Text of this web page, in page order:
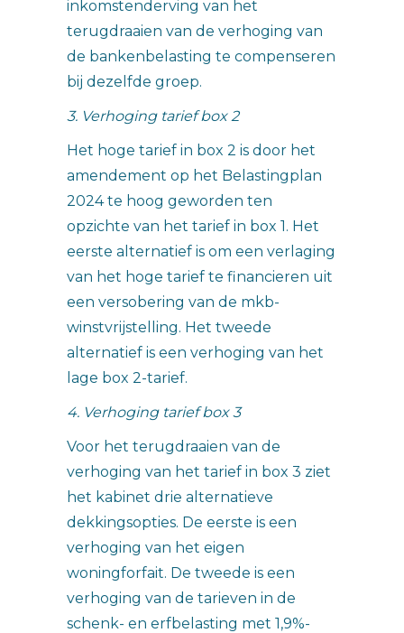
inkomstenderving van het
terugdraaien van de verhoging van
de bankenbelasting te compenseren
bij dezelfde groep.
3. Verhoging tarief box 2
Het hoge tarief in box 2 is door het
amendement op het Belastingplan
2024 te hoog geworden ten
opzichte van het tarief in box 1. Het
eerste alternatief is om een verlaging
van het hoge tarief te financieren uit
een versobering van de mkb-
winstvrijstelling. Het tweede
alternatief is een verhoging van het
lage box 2-tarief.
4. Verhoging tarief box 3
Voor het terugdraaien van de
verhoging van het tarief in box 3 ziet
het kabinet drie alternatieve
dekkingsopties. De eerste is een
verhoging van het eigen
woningforfait. De tweede is een
verhoging van de tarieven in de
schenk- en erfbelasting met 1,9%-